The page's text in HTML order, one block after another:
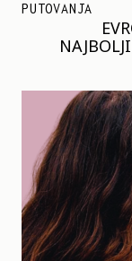
PUTOVANJA